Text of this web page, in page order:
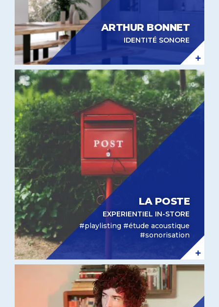
ARTHUR BONNET
IDENTITÉ SONORE
Expérientiel in-store La Poste
LA POSTE
EXPERIENTIEL IN-STORE
#playlisting #étude acoustique
#sonorisation
Brand content Morgan